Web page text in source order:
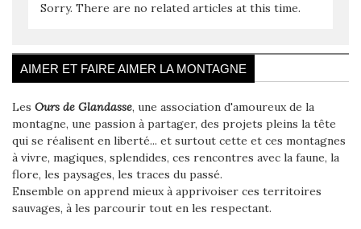
Sorry. There are no related articles at this time.
AIMER ET FAIRE AIMER LA MONTAGNE
Les Ours de Glandasse, une association d'amoureux de la
montagne, une passion à partager, des projets pleins la tête
qui se réalisent en liberté... et surtout cette et ces montagnes
à vivre, magiques, splendides, ces rencontres avec la faune, la
flore, les paysages, les traces du passé.
Ensemble on apprend mieux à apprivoiser ces territoires
sauvages, à les parcourir tout en les respectant.